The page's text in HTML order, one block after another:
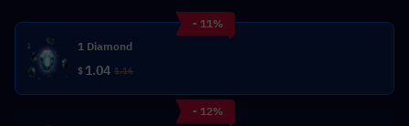
- 11%
1 Diamond
$ 1.04 1.16
- 12%